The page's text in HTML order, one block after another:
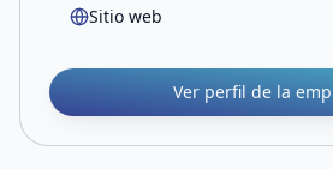
Sitio web
Ver perfil de la